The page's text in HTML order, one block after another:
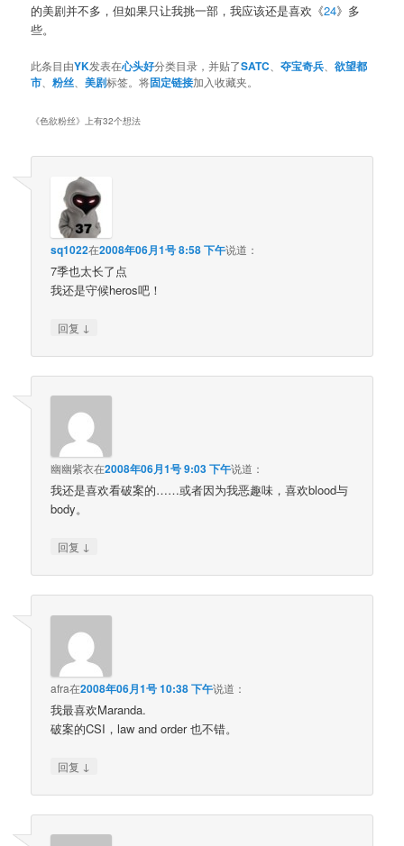
的美剧并不多，但如果只让我挑一部，我应该还是喜欢《24》多
些。
此条目由YK发表在心头好分类目录，并贴了SATC 、夺宝奇兵 、欲望都
市 、粉丝 、美剧标签。将固定链接加入收藏夹。
《色欲粉丝》上有32个想法
sq1022在2008年06月1号 8:58 下午说道：
7季也太长了点
我还是守候heros吧！
回复 ↓
幽幽紫衣在2008年06月1号 9:03 下午说道：
我还是喜欢看破案的……或者因为我恶趣味，喜欢blood与
body。
回复 ↓
afra在2008年06月1号 10:38 下午说道：
我最喜欢Maranda.
破案的CSI，law and order 也不错。
回复 ↓